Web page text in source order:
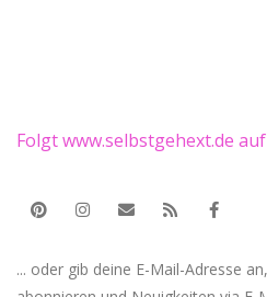
Folgt www.selbstgehext.de auf
... oder gib deine E-Mail-Adresse